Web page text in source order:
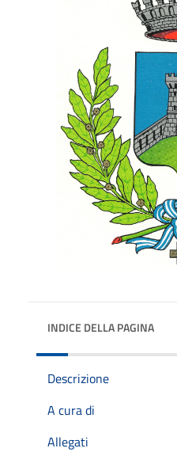
INDICE DELLA PAGINA
Descrizione
A cura di
Allegati